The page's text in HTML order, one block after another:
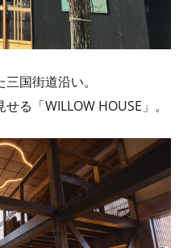
国街道沿い。
る「WILLOW HOUSE」。